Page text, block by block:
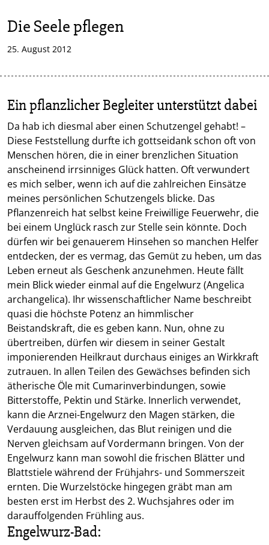
Die Seele pflegen
25. August 2012
Ein pflanzlicher Begleiter unterstützt dabei
Da hab ich diesmal aber einen Schutzengel gehabt! –
Diese Feststellung durfte ich gottseidank schon oft von
Menschen hören, die in einer brenzlichen Situation
anscheinend irrsinniges Glück hatten. Oft verwundert
es mich selber, wenn ich auf die zahlreichen Einsätze
meines persönlichen Schutzengels blicke. Das
Pflanzenreich hat selbst keine Freiwillige Feuerwehr, die
bei einem Unglück rasch zur Stelle sein könnte. Doch
dürfen wir bei genauerem Hinsehen so manchen Helfer
entdecken, der es vermag, das Gemüt zu heben, um das
Leben erneut als Geschenk anzunehmen. Heute fällt
mein Blick wieder einmal auf die Engelwurz (Angelica
archangelica). Ihr wissenschaftlicher Name beschreibt
quasi die höchste Potenz an himmlischer
Beistandskraft, die es geben kann. Nun, ohne zu
übertreiben, dürfen wir diesem in seiner Gestalt
imponierenden Heilkraut durchaus einiges an Wirkkraft
zutrauen. In allen Teilen des Gewächses befinden sich
ätherische Öle mit Cumarinverbindungen, sowie
Bitterstoffe, Pektin und Stärke. Innerlich verwendet,
kann die Arznei-Engelwurz den Magen stärken, die
Verdauung ausgleichen, das Blut reinigen und die
Nerven gleichsam auf Vordermann bringen. Von der
Engelwurz kann man sowohl die frischen Blätter und
Blattstiele während der Frühjahrs- und Sommerszeit
ernten. Die Wurzelstöcke hingegen gräbt man am
besten erst im Herbst des 2. Wuchsjahres oder im
darauffolgenden Frühling aus.
Engelwurz-Bad: